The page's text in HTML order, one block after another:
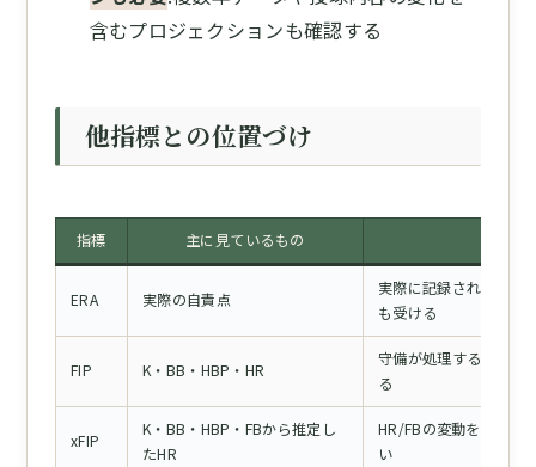
含むプロジェクションも確認する
他指標との位置づけ
指標 主に見ているもの
ERA 実際の自責点
実際に記録された失点
も受ける
FIP K・BB・HBP・HR
守備が処理するインプ
る
xFIP
K・BB・HBP・FBから推定し
たHR
HR/FBの変動をならし
い